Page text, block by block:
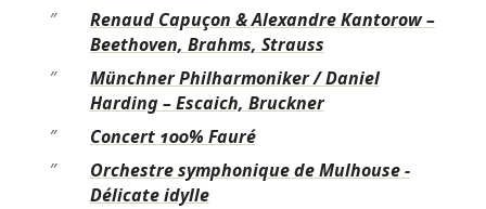
″
Renaud Capuçon & Alexandre Kantorow –
Beethoven, Brahms, Strauss
″
Münchner Philharmoniker / Daniel
Harding – Escaich, Bruckner
″
Concert 100% Fauré
″
Orchestre symphonique de Mulhouse -
Délicate idylle